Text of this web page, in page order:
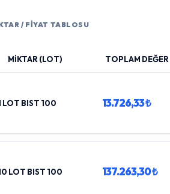
/ FİYAT TABLOSU
MİKTAR (LOT) TOPLAM DEĞER
LOT BIST 100 13.726,33 ₺
LOT BIST 100 137.263,30 ₺